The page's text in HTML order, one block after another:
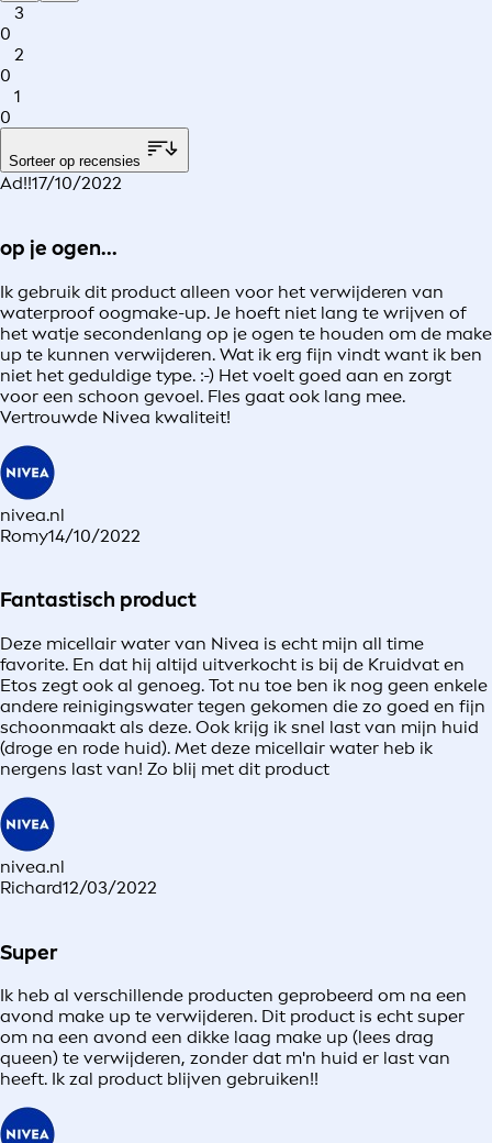
3
0
2
0
1
0
Sorteer op recensies
Ad!!17/10/2022
op je ogen...
Ik gebruik dit product alleen voor het verwijderen van
waterproof oogmake-up. Je hoeft niet lang te wrijven of
het watje secondenlang op je ogen te houden om de make
up te kunnen verwijderen. Wat ik erg fijn vindt want ik ben
niet het geduldige type. :-) Het voelt goed aan en zorgt
voor een schoon gevoel. Fles gaat ook lang mee.
Vertrouwde Nivea kwaliteit!
nivea.nl
Romy14/10/2022
Fantastisch product
Deze micellair water van Nivea is echt mijn all time
favorite. En dat hij altijd uitverkocht is bij de Kruidvat en
Etos zegt ook al genoeg. Tot nu toe ben ik nog geen enkele
andere reinigingswater tegen gekomen die zo goed en fijn
schoonmaakt als deze. Ook krijg ik snel last van mijn huid
(droge en rode huid). Met deze micellair water heb ik
nergens last van! Zo blij met dit product
nivea.nl
Richard12/03/2022
Super
Ik heb al verschillende producten geprobeerd om na een
avond make up te verwijderen. Dit product is echt super
om na een avond een dikke laag make up (lees drag
queen) te verwijderen, zonder dat m'n huid er last van
heeft. Ik zal product blijven gebruiken!!